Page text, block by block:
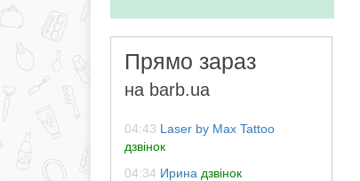
Прямо зараз
на barb.ua
04:43 Laser by Max Tattoo
дзвінок
04:34 Ирина дзвінок